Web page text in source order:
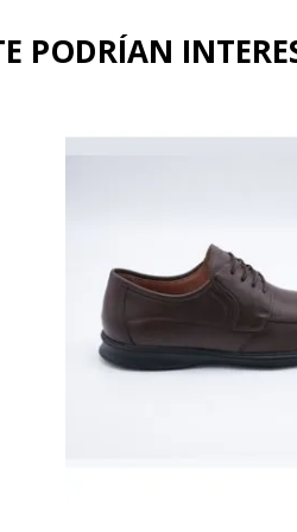
PODRÍAN